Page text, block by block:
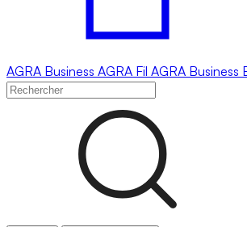
AGRA Business AGRA Fil AGRA Business